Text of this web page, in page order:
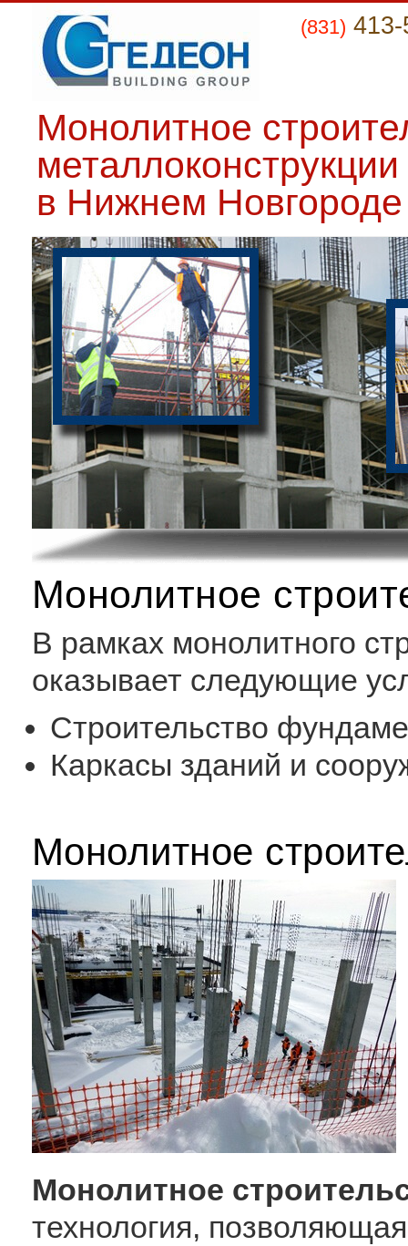
(831)
Монолитное
в Нижнем Новгороде
Монолитное
В рамках монолитного
оказывает следующие
Строительство
Каркасы зданий и
Монолитное
Монолитное
технология,